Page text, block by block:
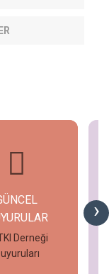
›
Derneği
İncele